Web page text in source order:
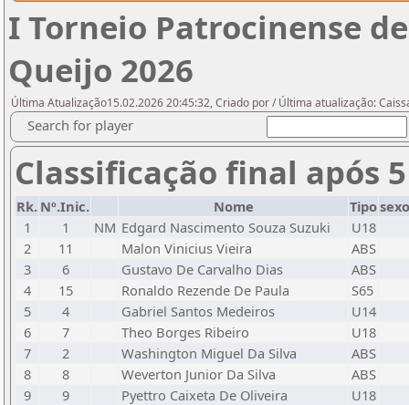
I Torneio Patrocinense
Queijo 2026
Última Atualização15.02.2026 20:45:32, Criado por / Última atualização:
Search for player
Classificação final após
Rk. Nº.Inic. Nome Tiposexo
1
1 NM Edgard Nascimento Souza Suzuki
U18
2
11 Malon Vinicius Vieira
ABS
3
6 Gustavo De Carvalho Dias
ABS
4
15 Ronaldo Rezende De Paula
S65
5
4 Gabriel Santos Medeiros
U14
6
7 Theo Borges Ribeiro
U18
7
2 Washington Miguel Da Silva
ABS
8
8 Weverton Junior Da Silva
ABS
9
9 Pyettro Caixeta De Oliveira
U18